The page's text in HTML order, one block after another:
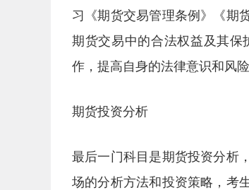
习《期货交易管理条例》《期
期货交易中的合法权益及其
作，提高自身的法律意识和风险
期货投资分析
最后一门科目是期货投资分析
场的分析方法和投资策略，考